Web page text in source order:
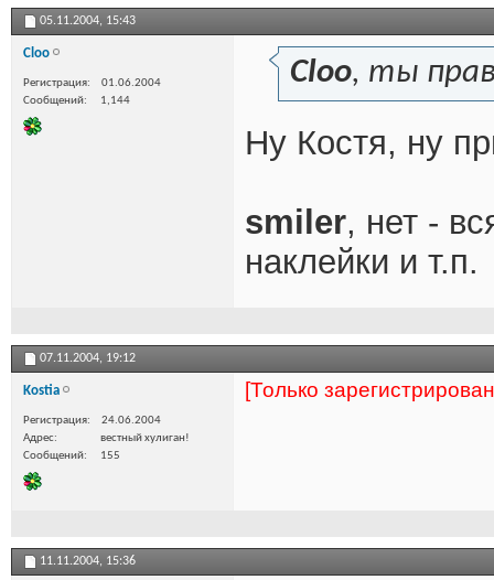
05.11.2004, 15:43
Cloo
Регистрация
01.06.2004
Сообщений
1,144
Cloo, ты
Ну Костя, ну
smiler, нет -
наклейки и т.п.
07.11.2004, 19:12
Kostia
Регистрация
24.06.2004
Адрес
вестный хулиган!
Сообщений
155
[Только
11.11.2004, 15:36